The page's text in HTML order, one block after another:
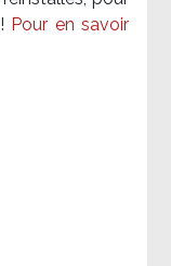
Pour en savoir